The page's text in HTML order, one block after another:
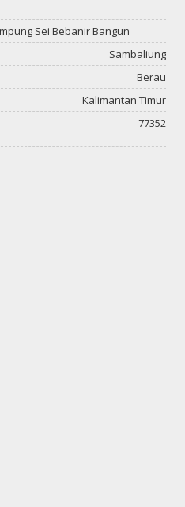
Sei Bebanir Bangun
Sambaliung
Berau
Kalimantan Timur
77352